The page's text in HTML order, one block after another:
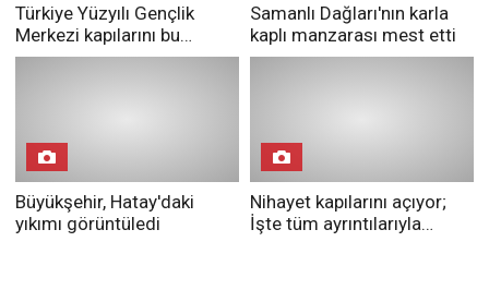
Türkiye Yüzyılı Gençlik
Merkezi kapılarını bu
etkinlikle açacak
Samanlı Dağları'nın karla
kaplı manzarası mest etti
Büyükşehir, Hatay'daki
yıkımı görüntüledi
Nihayet kapılarını açıyor;
İşte tüm ayrıntılarıyla